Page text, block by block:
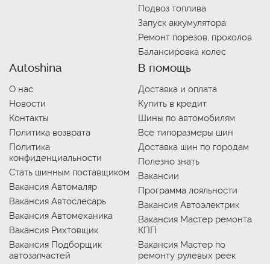
Подвоз топлива
Запуск аккумулятора
Ремонт порезов, проколов
Балансировка колес
Autoshina
О нас
Новости
Контакты
Политика возврата
Политика
конфиденциальности
Стать шинным поставщиком
Вакансия Автомаляр
Вакансия Автослесарь
Вакансия Автомеханика
Вакансия Рихтовщик
Вакансия Подборщик
автозапчастей
В помощь
Доставка и оплата
Купить в кредит
Шины по автомобилям
Все типоразмеры шин
Доставка шин по городам
Полезно знать
Вакансии
Программа лояльности
Вакансия Автоэлектрик
Вакансия Мастер ремонта
КПП
Вакансия Мастер по
ремонту рулевых реек